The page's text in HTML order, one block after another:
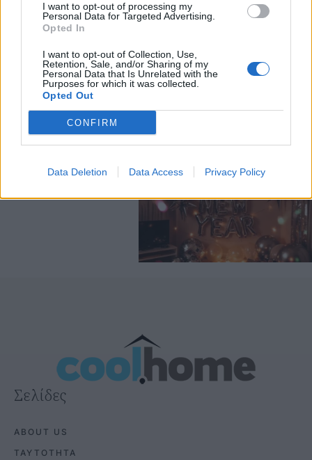
I want to opt-out of processing my
Personal Data for Targeted Advertising.
Opted In
I want to opt-out of Collection, Use,
Retention, Sale, and/or Sharing of my
Personal Data that Is Unrelated with the
Purposes for which it was collected.
Opted Out
CONFIRM
Data Deletion Data Access Privacy Policy
Σελίδες
ABOUT US
ΤΑΥΤΟΤΗΤΑ